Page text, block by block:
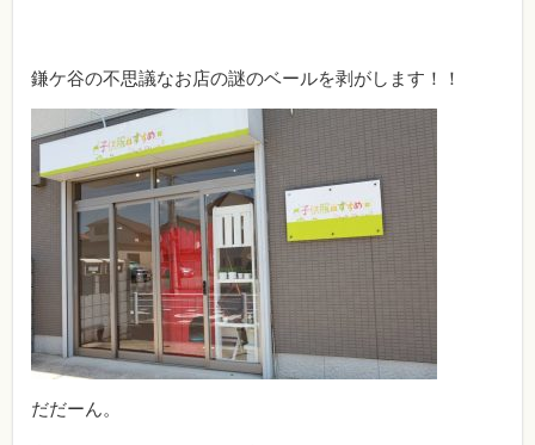
鎌ケ谷の不思議なお店の謎のベールを剥がします！！
だだーん。